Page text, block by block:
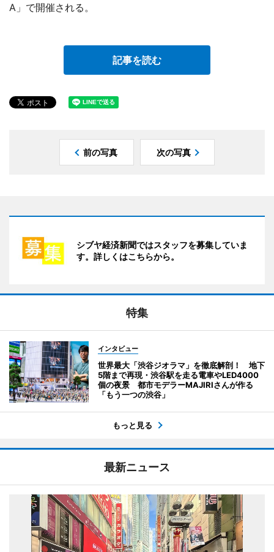
A」で開催される。
記事を読む
前の写真 次の写真
シブヤ経済新聞ではスタッフを募集していま
す。詳しくはこちらから。
特集
インタビュー
世界最大「渋谷ジオラマ」を徹底解剖！ 地下
5階まで再現・渋谷駅を走る電車やLED4000
個の夜景 都市モデラーMAJIRIさんが作る
「もう一つの渋谷」
もっと見る
最新ニュース